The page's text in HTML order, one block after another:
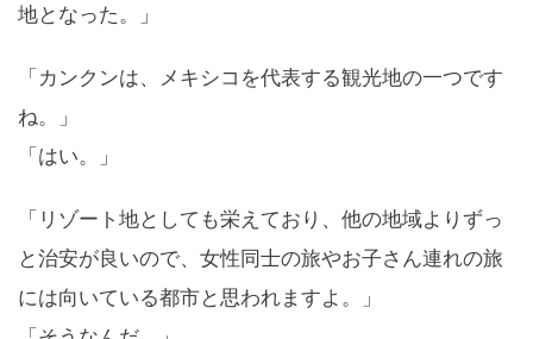
地となった。」
「カンクンは、メキシコを代表する観光地の一つです
ね。」
「はい。」
「リゾート地としても栄えており、他の地域よりずっ
と治安が良いので、女性同士の旅やお子さん連れの旅
には向いている都市と思われますよ。」